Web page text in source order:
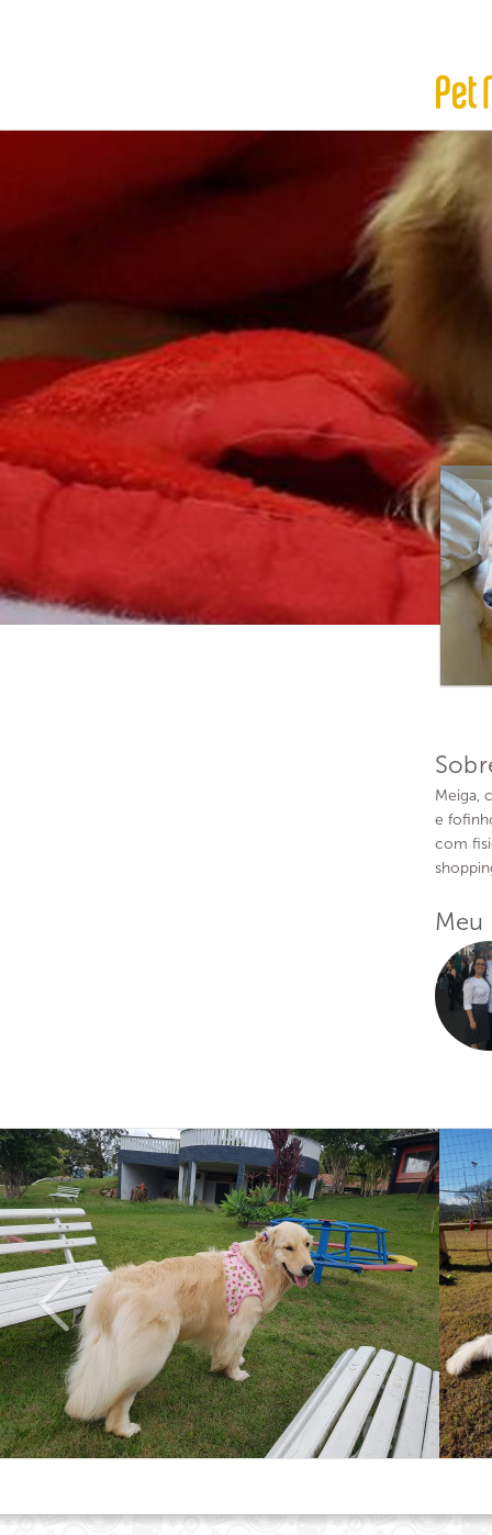
Meiga,
e
com
Meu